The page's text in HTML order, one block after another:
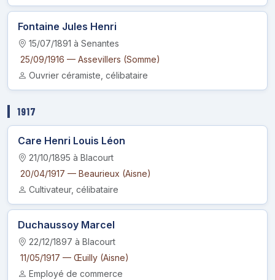
Fontaine Jules Henri
15/07/1891 à Senantes
25/09/1916 — Assevillers (Somme)
Ouvrier céramiste, célibataire
1917
Care Henri Louis Léon
21/10/1895 à Blacourt
20/04/1917 — Beaurieux (Aisne)
Cultivateur, célibataire
Duchaussoy Marcel
22/12/1897 à Blacourt
11/05/1917 — Œuilly (Aisne)
Employé de commerce